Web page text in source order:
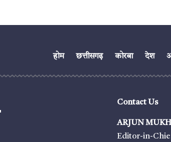
होम छत्तीसगढ़ कोरबा देश
Contact Us
ARJUN
Editor-in-